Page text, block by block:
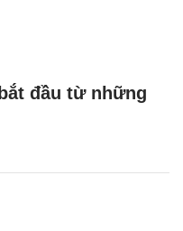
đầu từ những